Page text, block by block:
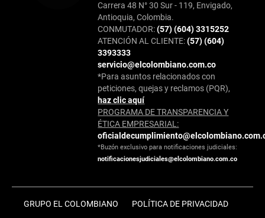
Carrera 48 N° 30 Sur - 119, Envigado,
Antioquia, Colombia.
CONMUTADOR:(57) (604) 3315252
ATENCIÓN AL CLIENTE:(57) (604)
3393333
servicio@elcolombiano.com.co
*Para asuntos relacionados con
peticiones, quejas y reclamos (PQR),
haz clic aquí
PROGRAMA DE TRANSPARENCIA Y
ÉTICA EMPRESARIAL:
*Buzón exclusivo para notificaciones judiciales:
notificacionesjudiciales@elcolombiano.com.co
GRUPO EL COLOMBIANO POLÍTICA DE PRIVACIDAD